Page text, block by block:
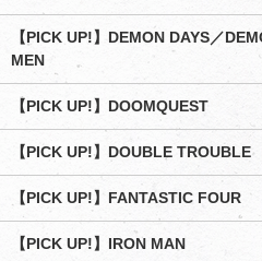
【PICK UP!】DEMON DAYS／
MEN
【PICK UP!】DOOMQUEST
【PICK UP!】DOUBLE TROUBLE
【PICK UP!】FANTASTIC FOUR
【PICK UP!】IRON MAN